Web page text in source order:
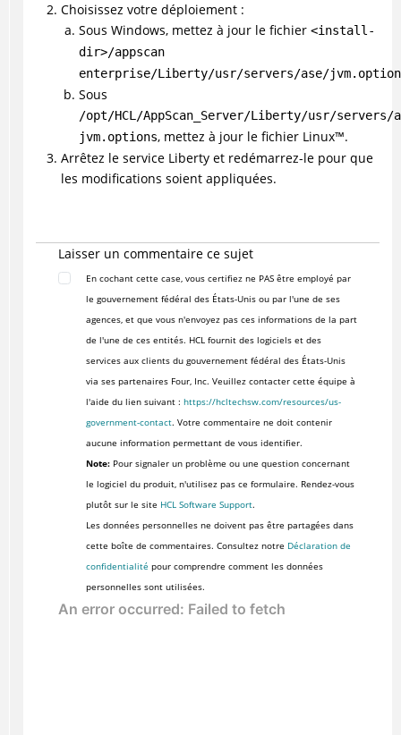
Choisissez votre déploiement :
Sous Windows, mettez à jour le fichier <install-
dir>/appscan
enterprise/Liberty/usr/servers/ase/
Sous
/opt/HCL/AppScan_Server/Liberty/usr/servers/
jvm.options, mettez à jour le fichier Linux™.
Arrêtez le service Liberty et redémarrez-le pour que
les modifications soient appliquées.
Laisser un commentaire ce sujet
En cochant cette case, vous certifiez ne PAS être employé par
le gouvernement fédéral des États-Unis ou par l'une de ses
agences, et que vous n'envoyez pas ces informations de la part
de l'une de ces entités. HCL fournit des logiciels et des
services aux clients du gouvernement fédéral des États-Unis
via ses partenaires Four, Inc. Veuillez contacter cette équipe à
l'aide du lien suivant : https://hcltechsw.com/resources/us-
government-contact. Votre commentaire ne doit contenir
aucune information permettant de vous identifier.
Note:Pour signaler un problème ou une question concernant
le logiciel du produit, n'utilisez pas ce formulaire. Rendez-vous
plutôt sur le site HCL Software Support.
Les données personnelles ne doivent pas être partagées dans
cette boîte de commentaires. Consultez notre Déclaration de
confidentialité pour comprendre comment les données
personnelles sont utilisées.